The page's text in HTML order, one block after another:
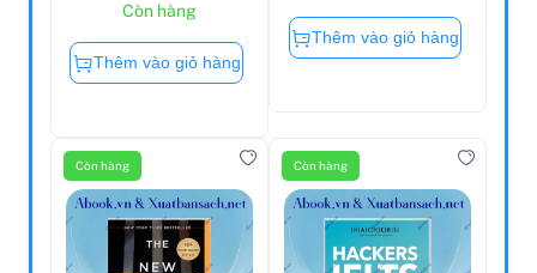
Còn hàng
Thêm vào giỏ hàng
Thêm vào giỏ hàng
Còn hàng Còn hàng